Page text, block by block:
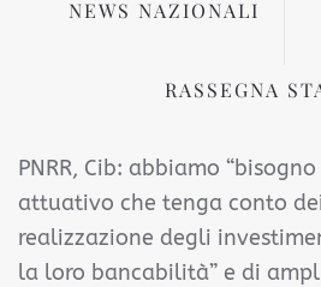
NEWS NAZIONALI
RASSEGNA
PNRR, Cib: abbiamo
attuativo che tenga conto
realizzazione degli
la loro bancabilità” e di